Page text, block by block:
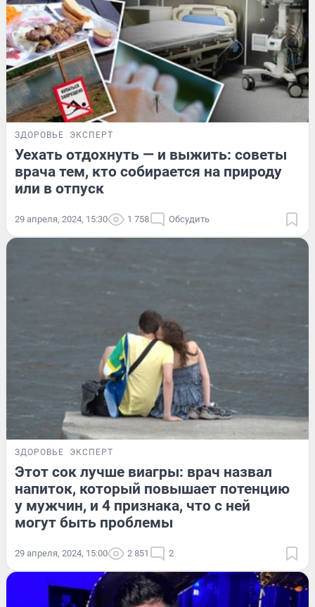
ЗДОРОВЬЕ ЭКСПЕРТ
Уехать отдохнуть — и выжить: советы
врача тем, кто собирается на природу
или в отпуск
29 апреля, 2024, 15:30 1 758 Обсудить
ЗДОРОВЬЕ ЭКСПЕРТ
Этот сок лучше виагры: врач назвал
напиток, который повышает потенцию
у мужчин, и 4 признака, что с ней
могут быть проблемы
29 апреля, 2024, 15:00 2 851 2